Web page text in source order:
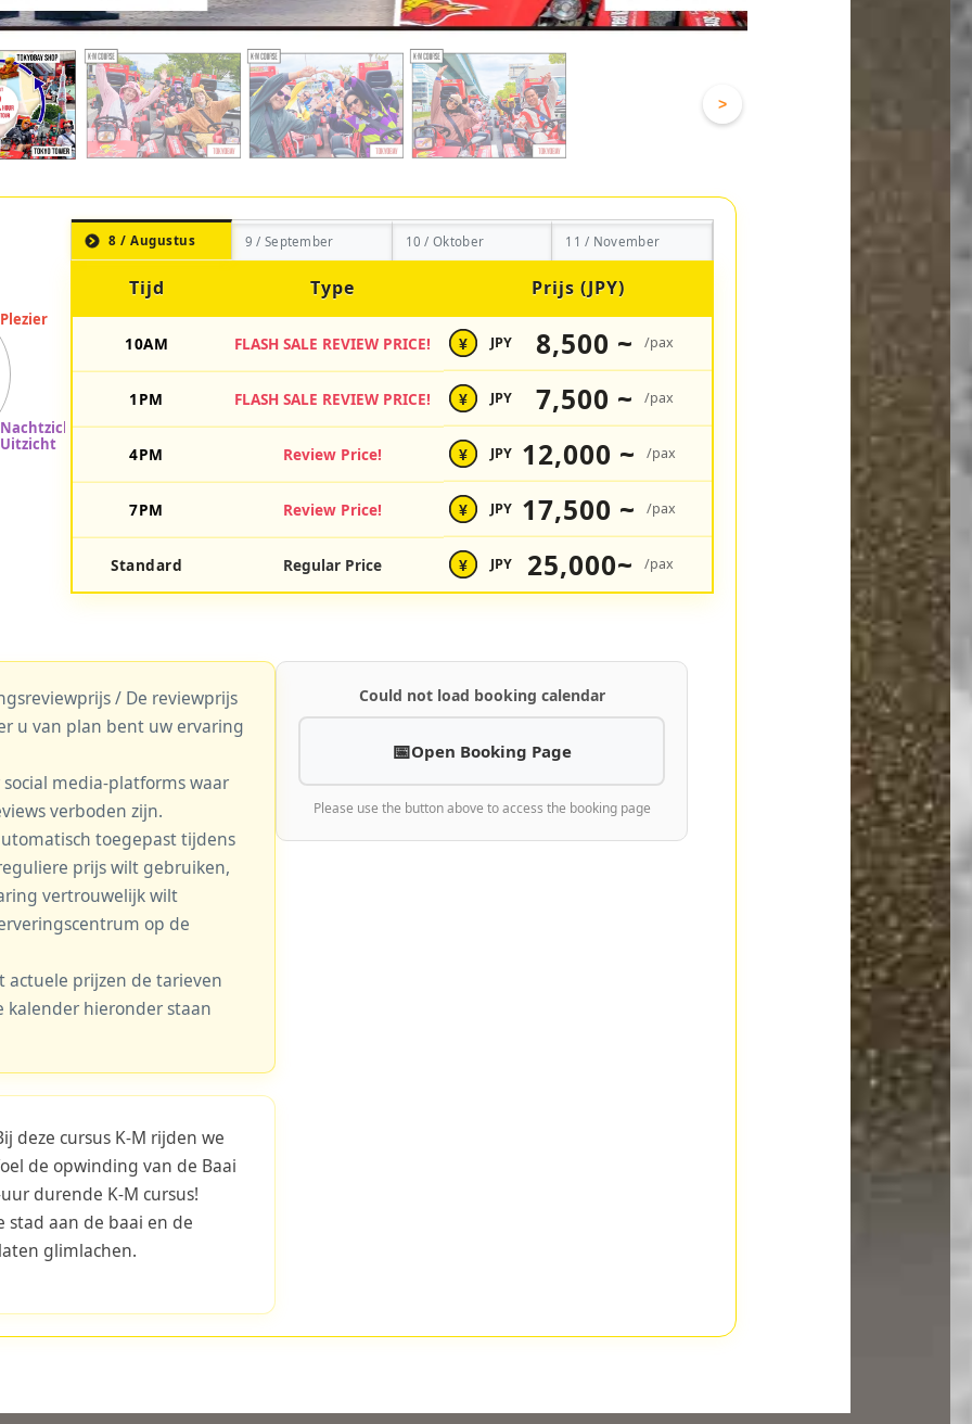
>
8 / Augustus 9 / September 10 / Oktober 11 / November
Tijd Type Prijs (JPY)
10AM FLASH SALE REVIEW PRICE! ¥ JPY 8,500 ~ /pax
1PM FLASH SALE REVIEW PRICE! ¥ JPY 7,500 ~ /pax
4PM Review Price! ¥ JPY 12,000 ~ /pax
7PM Review Price! ¥ JPY 17,500 ~ /pax
Standard Regular Price ¥ JPY 25,000~ /pax
/ De reviewprijs
u van plan bent uw ervaring
media-platforms waar
verboden zijn.
toegepast tijdens
prijs wilt gebruiken,
vertrouwelijk wilt
op de
actuele prijzen de tarieven
kalender hieronder staan
deze cursus K-M rijden we
de opwinding van de Baai
durende K-M cursus!
stad aan de baai en de
glimlachen.
Could not load booking calendar
Open Booking Page
Please use the button above to access the booking page